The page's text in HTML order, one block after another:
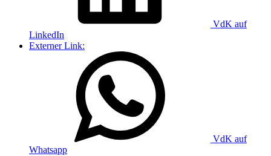
VdK auf
LinkedIn
Externer Link:
VdK auf
Whatsapp